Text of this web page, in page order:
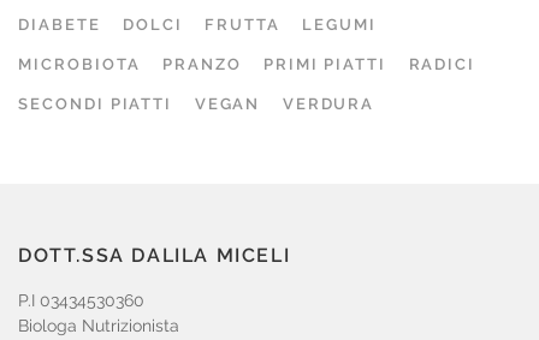
DIABETE DOLCI FRUTTA LEGUMI
MICROBIOTA PRANZO PRIMI PIATTI RADICI
SECONDI PIATTI VEGAN VERDURA
DOTT.SSA DALILA MICELI
P.I 03434530360
Biologa Nutrizionista